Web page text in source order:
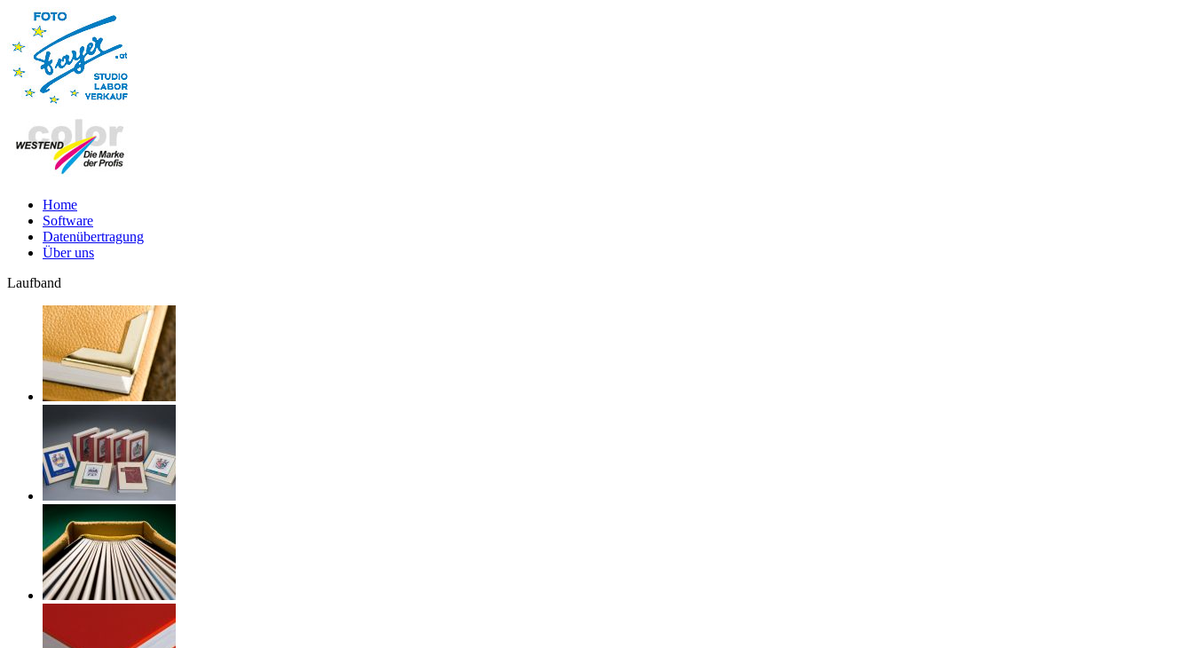
Home
Software
Datenübertragung
Über uns
Laufband